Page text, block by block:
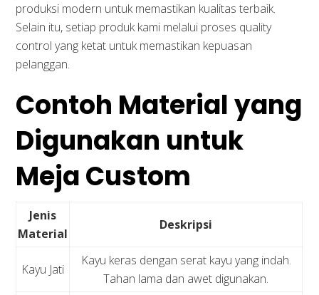
produksi modern untuk memastikan kualitas terbaik.
Selain itu, setiap produk kami melalui proses quality
control yang ketat untuk memastikan kepuasan
pelanggan.
Contoh Material yang
Digunakan untuk
Meja Custom
Jenis
Material
Deskripsi
Kayu Jati
Kayu keras dengan serat kayu yang indah.
Tahan lama dan awet digunakan.